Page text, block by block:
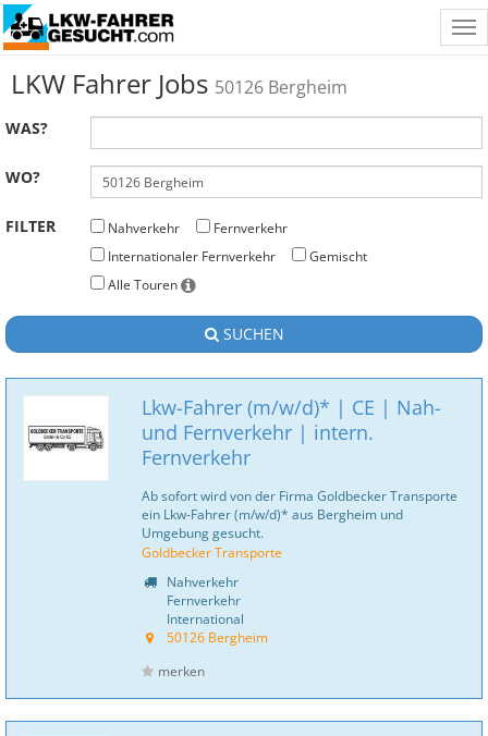
LKW Fahrer Jobs 50126 Bergheim
WAS?
WO?
FILTER Nahverkehr
Fernverkehr
Internationaler Fernverkehr
Gemischt
Alle Touren
SUCHEN
Lkw-Fahrer (m/w/d)* | CE | Nah-
und Fernverkehr | intern.
Fernverkehr
Ab sofort wird von der Firma Goldbecker Transporte
ein Lkw-Fahrer (m/w/d)* aus Bergheim und
Umgebung gesucht.
Goldbecker Transporte
Nahverkehr
Fernverkehr
International
50126 Bergheim
merken